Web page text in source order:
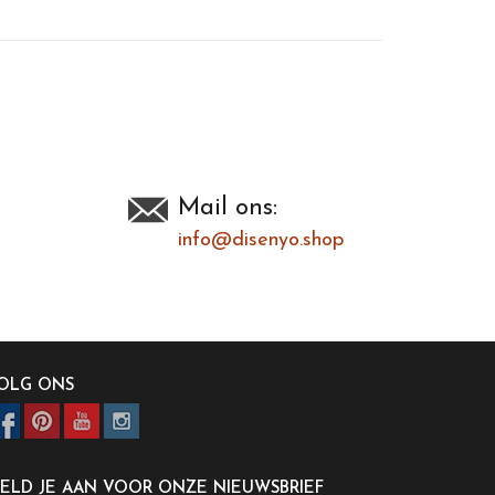
Mail ons:
info@disenyo.shop
ONS
JE AAN VOOR ONZE NIEUWSBRIEF